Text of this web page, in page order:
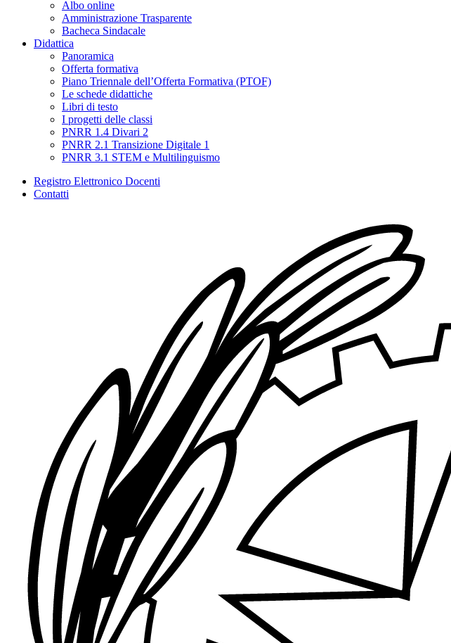
Albo online
Amministrazione Trasparente
Bacheca Sindacale
Didattica
Panoramica
Offerta formativa
Piano Triennale dell’Offerta Formativa (PTOF)
Le schede didattiche
Libri di testo
I progetti delle classi
PNRR 1.4 Divari 2
PNRR 2.1 Transizione Digitale 1
PNRR 3.1 STEM e Multilinguismo
Registro Elettronico Docenti
Contatti